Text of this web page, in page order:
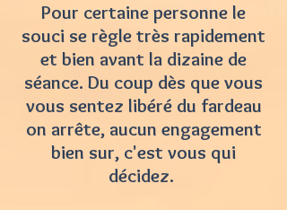
Pour certaine personne le
souci se règle très rapidement
et bien avant la dizaine de
séance. Du coup dès que vous
vous sentez libéré du fardeau
on arrête, aucun engagement
bien sur, c'est vous qui
décidez.